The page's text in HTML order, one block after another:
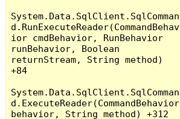
System.Data.SqlClient.SqlComman
d.RunExecuteReader(CommandBehav
ior cmdBehavior, RunBehavior
runBehavior, Boolean
returnStream, String method)
+84
System.Data.SqlClient.SqlComman
d.ExecuteReader(CommandBehavior
behavior, String method) +312